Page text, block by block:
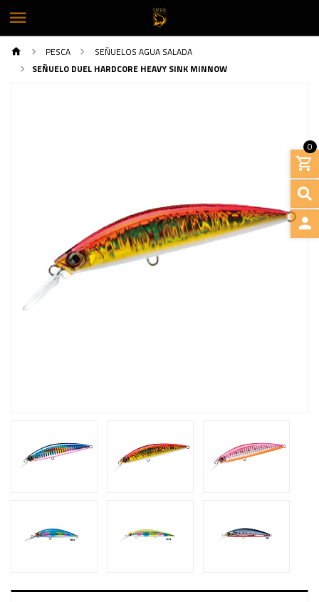
0
PESCA
SEÑUELOS AGUA SALADA
SEÑUELO DUEL HARDCORE HEAVY SINK MINNOW
Previous